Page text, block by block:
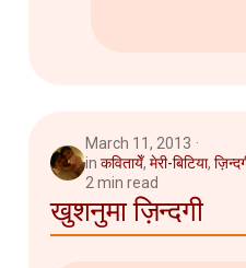
March 11, 2013
in कवितायेँ, मेरी-बिटिया,
2 min read
खुशनुमा ज़िन्दगी